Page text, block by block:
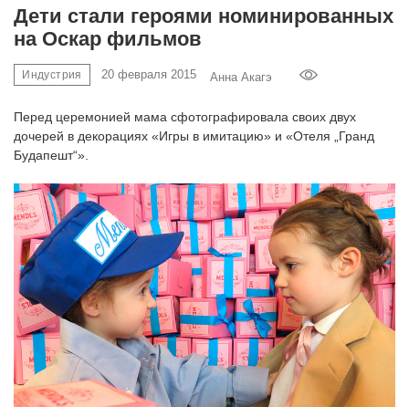
Дети стали героями номинированных
на Оскар фильмов
Индустрия 20 февраля 2015 Анна Акагэ
Перед церемонией мама сфотографировала своих двух
дочерей в декорациях «Игры в имитацию» и «Отеля „Гранд
Будапешт“».